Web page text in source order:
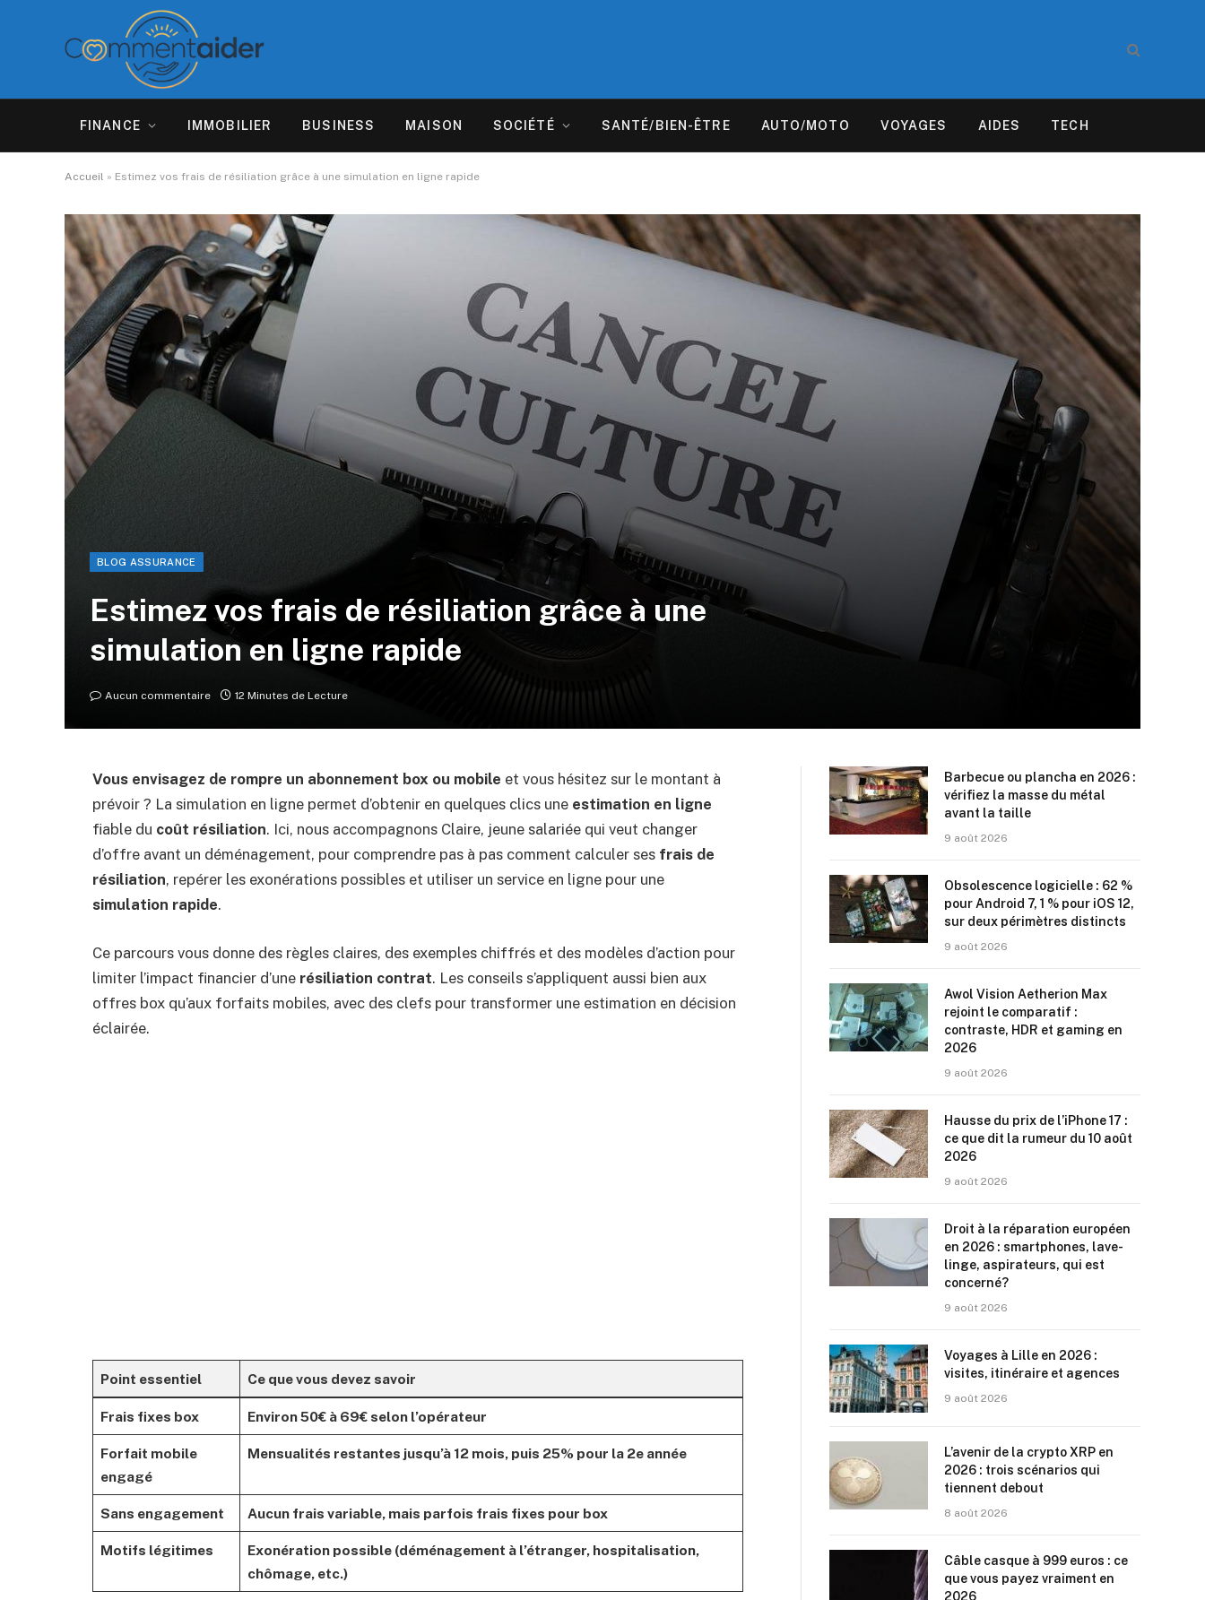
FINANCE IMMOBILIER BUSINESS MAISON SOCIÉTÉ SANTÉ/BIEN-ÊTRE AUTO/MOTO VOYAGES AIDES TECH
Accueil » Estimez vos frais de résiliation grâce à une simulation en ligne rapide
BLOG ASSURANCE
Estimez vos frais de résiliation grâce à une
simulation en ligne rapide
Aucun commentaire 12 Minutes de Lecture
Vous envisagez de rompre un abonnement box ou mobile et vous hésitez sur le montant à
prévoir ? La simulation en ligne permet d’obtenir en quelques clics une estimation en ligne
fiable du coût résiliation. Ici, nous accompagnons Claire, jeune salariée qui veut changer
d’offre avant un déménagement, pour comprendre pas à pas comment calculer ses frais de
résiliation, repérer les exonérations possibles et utiliser un service en ligne pour une
simulation rapide.
Ce parcours vous donne des règles claires, des exemples chiffrés et des modèles d’action pour
limiter l’impact financier d’une résiliation contrat. Les conseils s’appliquent aussi bien aux
offres box qu’aux forfaits mobiles, avec des clefs pour transformer une estimation en décision
éclairée.
Point essentiel Ce que vous devez savoir
Frais fixes box Environ 50€ à 69€ selon l’opérateur
Forfait mobile
engagé
Mensualités restantes jusqu’à 12 mois, puis 25% pour la 2e année
Sans engagement Aucun frais variable, mais parfois frais fixes pour box
Motifs légitimes
Exonération possible (déménagement à l’étranger, hospitalisation,
chômage, etc.)
Barbecue ou plancha en 2026 :
vérifiez la masse du métal
avant la taille
9 août 2026
Obsolescence logicielle : 62 %
pour Android 7, 1 % pour iOS 12,
sur deux périmètres distincts
9 août 2026
Awol Vision Aetherion Max
rejoint le comparatif :
contraste, HDR et gaming en
2026
9 août 2026
Hausse du prix de l’iPhone 17 :
ce que dit la rumeur du 10 août
2026
9 août 2026
Droit à la réparation européen
en 2026 : smartphones, lave-
linge, aspirateurs, qui est
concerné?
9 août 2026
Voyages à Lille en 2026 :
visites, itinéraire et agences
9 août 2026
L’avenir de la crypto XRP en
2026 : trois scénarios qui
tiennent debout
8 août 2026
Câble casque à 999 euros : ce
que vous payez vraiment en
2026